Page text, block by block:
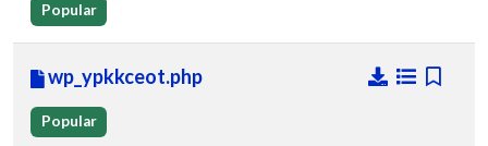
Popular
wp_ypkkceot.php
Popular